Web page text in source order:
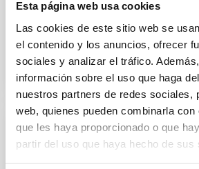
Esta página web usa cookies
Las cookies de este sitio web se
el contenido y los anuncios, ofrecer
sociales y analizar el tráfico.
información sobre el uso que haga
nuestros partners de redes sociales,
web, quienes pueden combinarla con
que les haya proporcionado o que
partir del uso que haya hecho de sus
Fecha de publicación 17/03/
NOTA DE PRENSA